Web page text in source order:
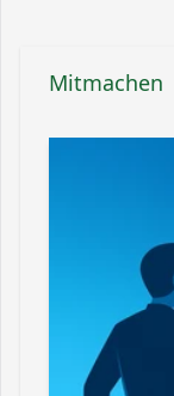
Mitmachen